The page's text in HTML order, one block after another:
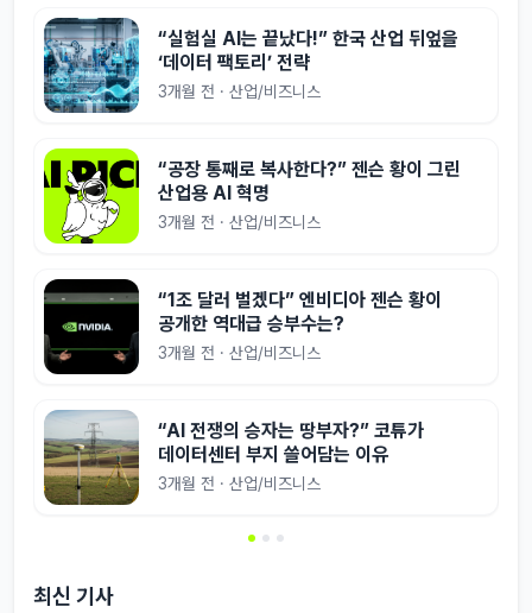
“실험실 AI는 끝났다!” 한국 산업 뒤엎을
‘데이터 팩토리’ 전략
3개월 전 · 산업/비즈니스
“공장 통째로 복사한다?” 젠슨 황이 그린
산업용 AI 혁명
3개월 전 · 산업/비즈니스
“1조 달러 벌겠다” 엔비디아 젠슨 황이
공개한 역대급 승부수는?
3개월 전 · 산업/비즈니스
“AI 전쟁의 승자는 땅부자?” 코튜가
데이터센터 부지 쓸어담는 이유
3개월 전 · 산업/비즈니스
최신 기사